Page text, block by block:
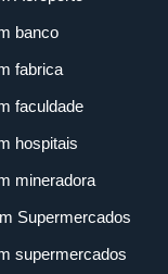
banco
fabrica
faculdade
hospitais
mineradora
Supermercados
supermercados